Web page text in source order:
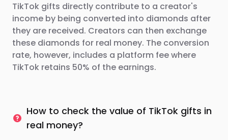
TikTok gifts directly contribute to a creator's
income by being converted into diamonds after
they are received. Creators can then exchange
these diamonds for real money. The conversion
rate, however, includes a platform fee where
TikTok retains 50% of the earnings.
How to check the value of TikTok gifts in
real money?